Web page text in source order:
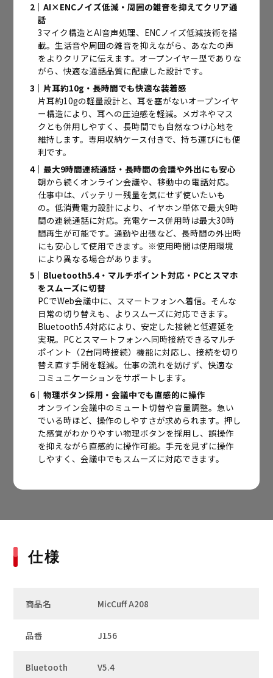
2｜AI×ENCノイズ低減・周囲の雑音を抑えてクリア通
話
3マイク構造とAI音声処理、ENCノイズ低減技術を搭
載。生活音や周囲の雑音を抑えながら、あなたの声
をよりクリアに伝えます。オープンイヤー型でありな
がら、快適な通話品質に配慮した設計です。
3｜片耳約10g・長時間でも快適な装着感
片耳約10gの軽量設計と、耳を塞がないオープンイヤ
ー構造により、耳への圧迫感を軽減。メガネやマス
クとも併用しやすく、長時間でも自然なつけ心地を
維持します。専用収納ケース付きで、持ち運びにも便
利です。
4｜最大9時間連続通話・長時間の会議や外出にも安心
朝から続くオンライン会議や、移動中の電話対応。
仕事中は、バッテリー残量を気にせず使いたいも
の。低消費電力設計により、イヤホン単体で最大9時
間の連続通話に対応。充電ケース併用時は最大30時
間再生が可能です。通勤や出張など、長時間の外出時
にも安心して使用できます。※使用時間は使用環境
により異なる場合があります。
5｜Bluetooth5.4・マルチポイント対応・PCとスマホ
をスムーズに切替
PCでWeb会議中に、スマートフォンへ着信。そんな
日常の切り替えも、よりスムーズに対応できます。
Bluetooth5.4対応により、安定した接続と低遅延を
実現。PCとスマートフォンへ同時接続できるマルチ
ポイント（2台同時接続）機能に対応し、接続を切り
替え直す手間を軽減。仕事の流れを妨げず、快適な
コミュニケーションをサポートします。
6｜物理ボタン採用・会議中でも直感的に操作
オンライン会議中のミュート切替や音量調整。急い
でいる時ほど、操作のしやすさが求められます。押し
た感覚がわかりやすい物理ボタンを採用し、誤操作
を抑えながら直感的に操作可能。手元を見ずに操作
しやすく、会議中でもスムーズに対応できます。
仕様
商品名 MicCuff A208
品番 J156
Bluetooth V5.4